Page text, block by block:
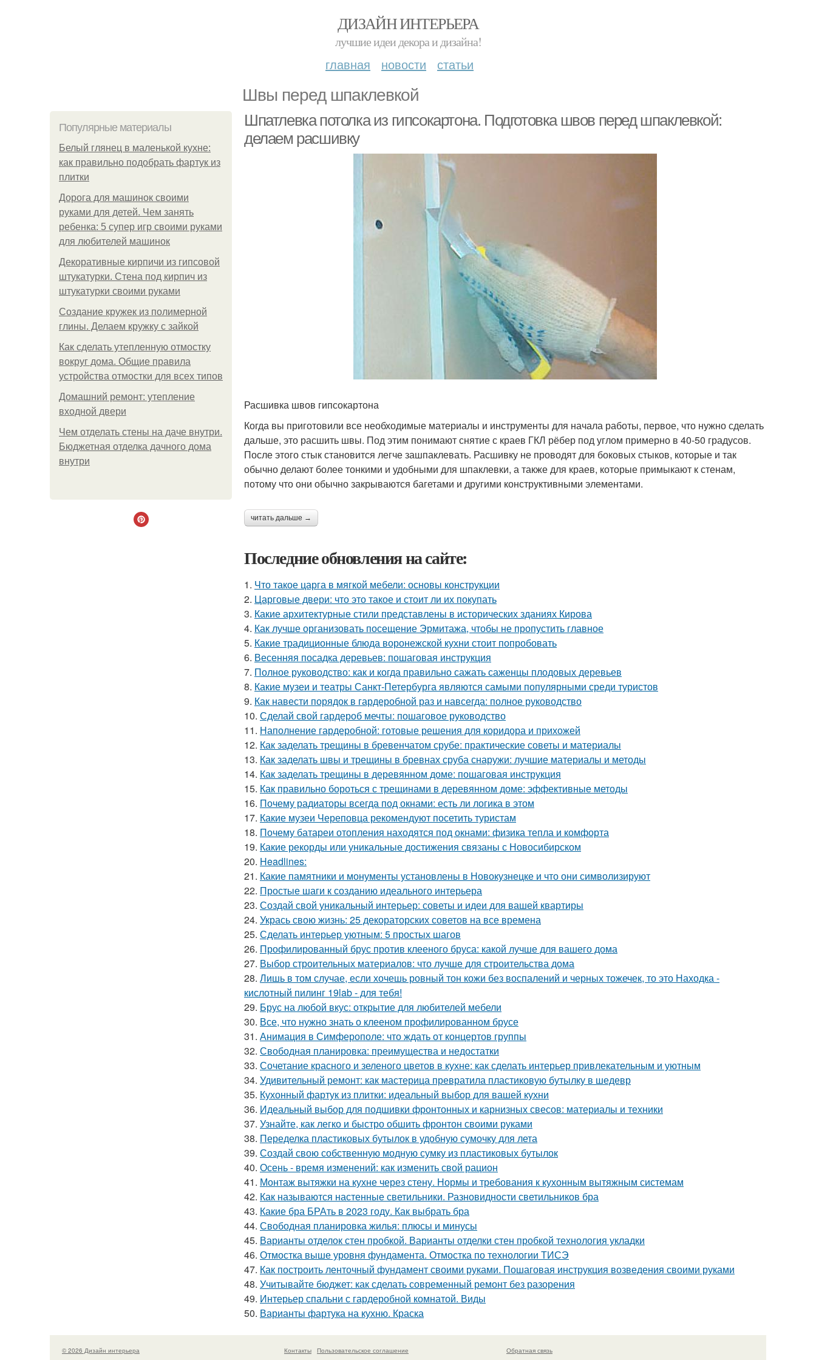
ДИЗАЙН ИНТЕРЬЕРА
лучшие идеи декора и дизайна!
главная новости статьи
Швы перед шпаклевкой
Популярные материалы
Белый глянец в маленькой кухне:
как правильно подобрать фартук из
плитки
Дорога для машинок своими
руками для детей. Чем занять
ребенка: 5 супер игр своими руками
для любителей машинок
Декоративные кирпичи из гипсовой
штукатурки. Стена под кирпич из
штукатурки своими руками
Создание кружек из полимерной
глины. Делаем кружку с зайкой
Как сделать утепленную отмостку
вокруг дома. Общие правила
устройства отмостки для всех типов
Домашний ремонт: утепление
входной двери
Чем отделать стены на даче внутри.
Бюджетная отделка дачного дома
внутри
Шпатлевка потолка из гипсокартона. Подготовка швов перед шпаклевкой:
делаем расшивку
Расшивка швов гипсокартона
Когда вы приготовили все необходимые материалы и инструменты для начала работы, первое, что нужно сделать
дальше, это расшить швы. Под этим понимают снятие с краев ГКЛ рёбер под углом примерно в 40-50 градусов.
После этого стык становится легче зашпаклевать. Расшивку не проводят для боковых стыков, которые и так
обычно делают более тонкими и удобными для шпаклевки, а также для краев, которые примыкают к стенам,
потому что они обычно закрываются багетами и другими конструктивными элементами.
читать дальше →
Последние обновления на сайте:
1. Что такое царга в мягкой мебели: основы конструкции
2. Царговые двери: что это такое и стоит ли их покупать
3. Какие архитектурные стили представлены в исторических зданиях Кирова
4. Как лучше организовать посещение Эрмитажа, чтобы не пропустить главное
5. Какие традиционные блюда воронежской кухни стоит попробовать
6. Весенняя посадка деревьев: пошаговая инструкция
7. Полное руководство: как и когда правильно сажать саженцы плодовых деревьев
8. Какие музеи и театры Санкт-Петербурга являются самыми популярными среди туристов
9. Как навести порядок в гардеробной раз и навсегда: полное руководство
10. Сделай свой гардероб мечты: пошаговое руководство
11. Наполнение гардеробной: готовые решения для коридора и прихожей
12. Как заделать трещины в бревенчатом срубе: практические советы и материалы
13. Как заделать швы и трещины в бревнах сруба снаружи: лучшие материалы и методы
14. Как заделать трещины в деревянном доме: пошаговая инструкция
15. Как правильно бороться с трещинами в деревянном доме: эффективные методы
16. Почему радиаторы всегда под окнами: есть ли логика в этом
17. Какие музеи Череповца рекомендуют посетить туристам
18. Почему батареи отопления находятся под окнами: физика тепла и комфорта
19. Какие рекорды или уникальные достижения связаны с Новосибирском
20. Headlines:
21. Какие памятники и монументы установлены в Новокузнецке и что они символизируют
22. Простые шаги к созданию идеального интерьера
23. Создай свой уникальный интерьер: советы и идеи для вашей квартиры
24. Укрась свою жизнь: 25 декораторских советов на все времена
25. Сделать интерьер уютным: 5 простых шагов
26. Профилированный брус против клееного бруса: какой лучше для вашего дома
27. Выбор строительных материалов: что лучше для строительства дома
28. Лишь в том случае, если хочешь ровный тон кожи без воспалений и черных тожечек, то это Находка -
кислотный пилинг 19lab - для тебя!
29. Брус на любой вкус: открытие для любителей мебели
30. Все, что нужно знать о клееном профилированном брусе
31. Анимация в Симферополе: что ждать от концертов группы
32. Свободная планировка: преимущества и недостатки
33. Сочетание красного и зеленого цветов в кухне: как сделать интерьер привлекательным и уютным
34. Удивительный ремонт: как мастерица превратила пластиковую бутылку в шедевр
35. Кухонный фартук из плитки: идеальный выбор для вашей кухни
36. Идеальный выбор для подшивки фронтонных и карнизных свесов: материалы и техники
37. Узнайте, как легко и быстро обшить фронтон своими руками
38. Переделка пластиковых бутылок в удобную сумочку для лета
39. Создай свою собственную модную сумку из пластиковых бутылок
40. Осень - время изменений: как изменить свой рацион
41. Монтаж вытяжки на кухне через стену. Нормы и требования к кухонным вытяжным системам
42. Как называются настенные светильники. Разновидности светильников бра
43. Какие бра БРАть в 2023 году. Как выбрать бра
44. Свободная планировка жилья: плюсы и минусы
45. Варианты отделок стен пробкой. Варианты отделки стен пробкой технология укладки
46. Отмостка выше уровня фундамента. Отмостка по технологии ТИСЭ
47. Как построить ленточный фундамент своими руками. Пошаговая инструкция возведения своими руками
48. Учитывайте бюджет: как сделать современный ремонт без разорения
49. Интерьер спальни с гардеробной комнатой. Виды
50. Варианты фартука на кухню. Краска
© 2026 Дизайн интерьера Контакты Пользовательское соглашение Обратная связь